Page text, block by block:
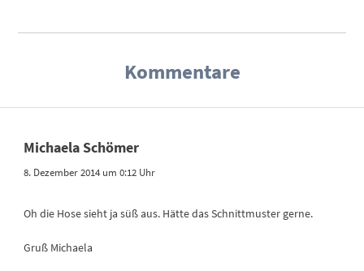
Kommentare
Michaela Schömer
8. Dezember 2014 um 0:12 Uhr
Oh die Hose sieht ja süß aus. Hätte das Schnittmuster gerne.
Gruß Michaela